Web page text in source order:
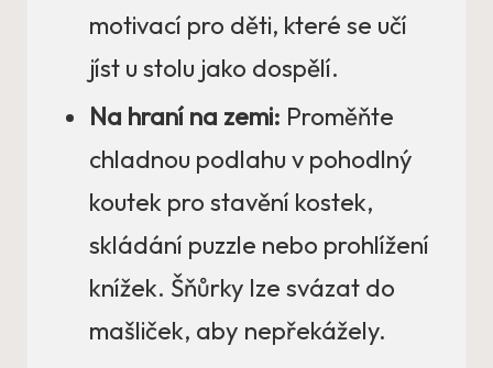
motivací pro děti, které se učí
jíst u stolu jako dospělí.
Na hraní na zemi: Proměňte
chladnou podlahu v pohodlný
koutek pro stavění kostek,
skládání puzzle nebo prohlížení
knížek. Šňůrky lze svázat do
mašliček, aby nepřekážely.